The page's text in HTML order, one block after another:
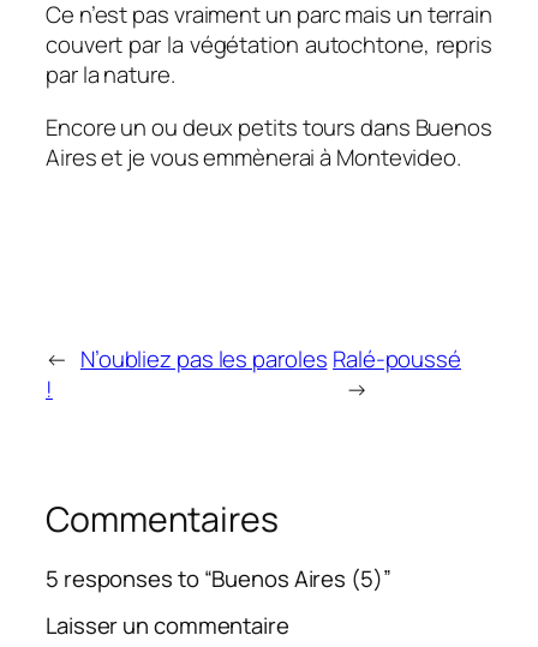
Ce n’est pas vraiment un parc mais un terrain
couvert par la végétation autochtone, repris
par la nature.
Encore un ou deux petits tours dans Buenos
Aires et je vous emmènerai à Montevideo.
← N’oubliez pas les paroles
!
Ralé-poussé
→
Commentaires
5 responses to “Buenos Aires (5)”
Laisser un commentaire